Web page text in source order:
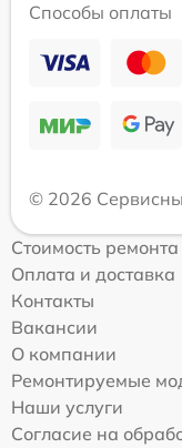
Способы оплаты
© 2026
Стоимость ремонта
Оплата и доставка
Контакты
Вакансии
О компании
Ремонтируемые
Наши услуги
Согласие на